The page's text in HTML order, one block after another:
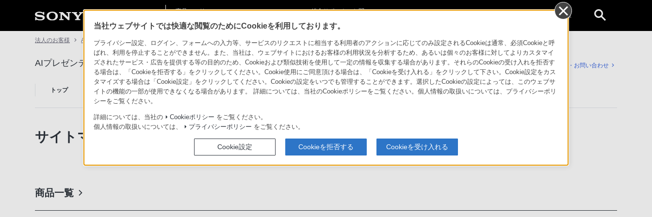
商品・ソリューショ
ン情報
総合サポート・お問
個人のお客様
法人のお客様 AIプレゼンテーション支援システム Edge Analytics Appliance サイトマップ
AIプレゼンテーション支援システム Edge Analytics Appliance サポート・お問い合わせ
トップ
AIプレゼンテーシ
ョン支援システム
商品情報 活用シーン 事例紹介
ソフトウェアダウ
ンロード
サイトマップ
商品一覧
当社ウェブサイトでは快適な閲覧のためにCookieを利用しております。
プライバシー設定、ログイン、フォームへの入力等、サービスのリクエストに相当する利用者のアクションに応じてのみ設定されるCookieは通常、必須Cookieと呼
ばれ、利用を停止することができません。また、当社は、ウェブサイトにおけるお客様の利用状況を分析するため、あるいは個々のお客様に対してよりカスタマイ
ズされたサービス・広告を提供する等の目的のため、Cookieおよび類似技術を使用して一定の情報を収集する場合があります。それらのCookieの受け入れを拒否す
る場合は、「Cookieを拒否する」をクリックしてください。Cookie使用にご同意頂ける場合は、「Cookieを受け入れる」をクリックして下さい。Cookie設定をカス
タマイズする場合は「Cookie設定」をクリックしてください。Cookieの設定をいつでも管理することができます。選択したCookieの設定によっては、このウェブサ
イトの機能の一部が使用できなくなる場合があります。 詳細については、当社のCookieポリシーをご覧ください。個人情報の取扱いについては、プライバシーポリ
シーをご覧ください。
詳細については、当社の Cookieポリシー をご覧ください。
個人情報の取扱いについては、
プライバシーポリシー をご覧ください。
Cookie設定 Cookieを拒否する Cookieを受け入れる